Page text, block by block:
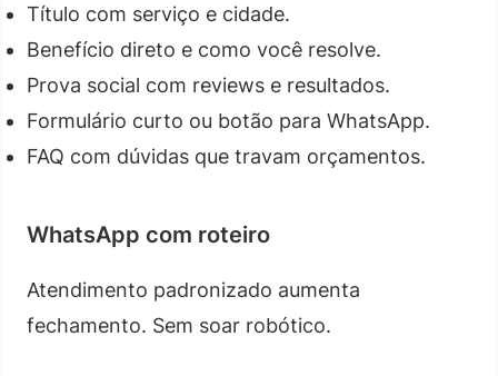
Título com serviço e cidade.
Benefício direto e como você resolve.
Prova social com reviews e resultados.
Formulário curto ou botão para WhatsApp.
FAQ com dúvidas que travam orçamentos.
WhatsApp com roteiro
Atendimento padronizado aumenta
fechamento. Sem soar robótico.